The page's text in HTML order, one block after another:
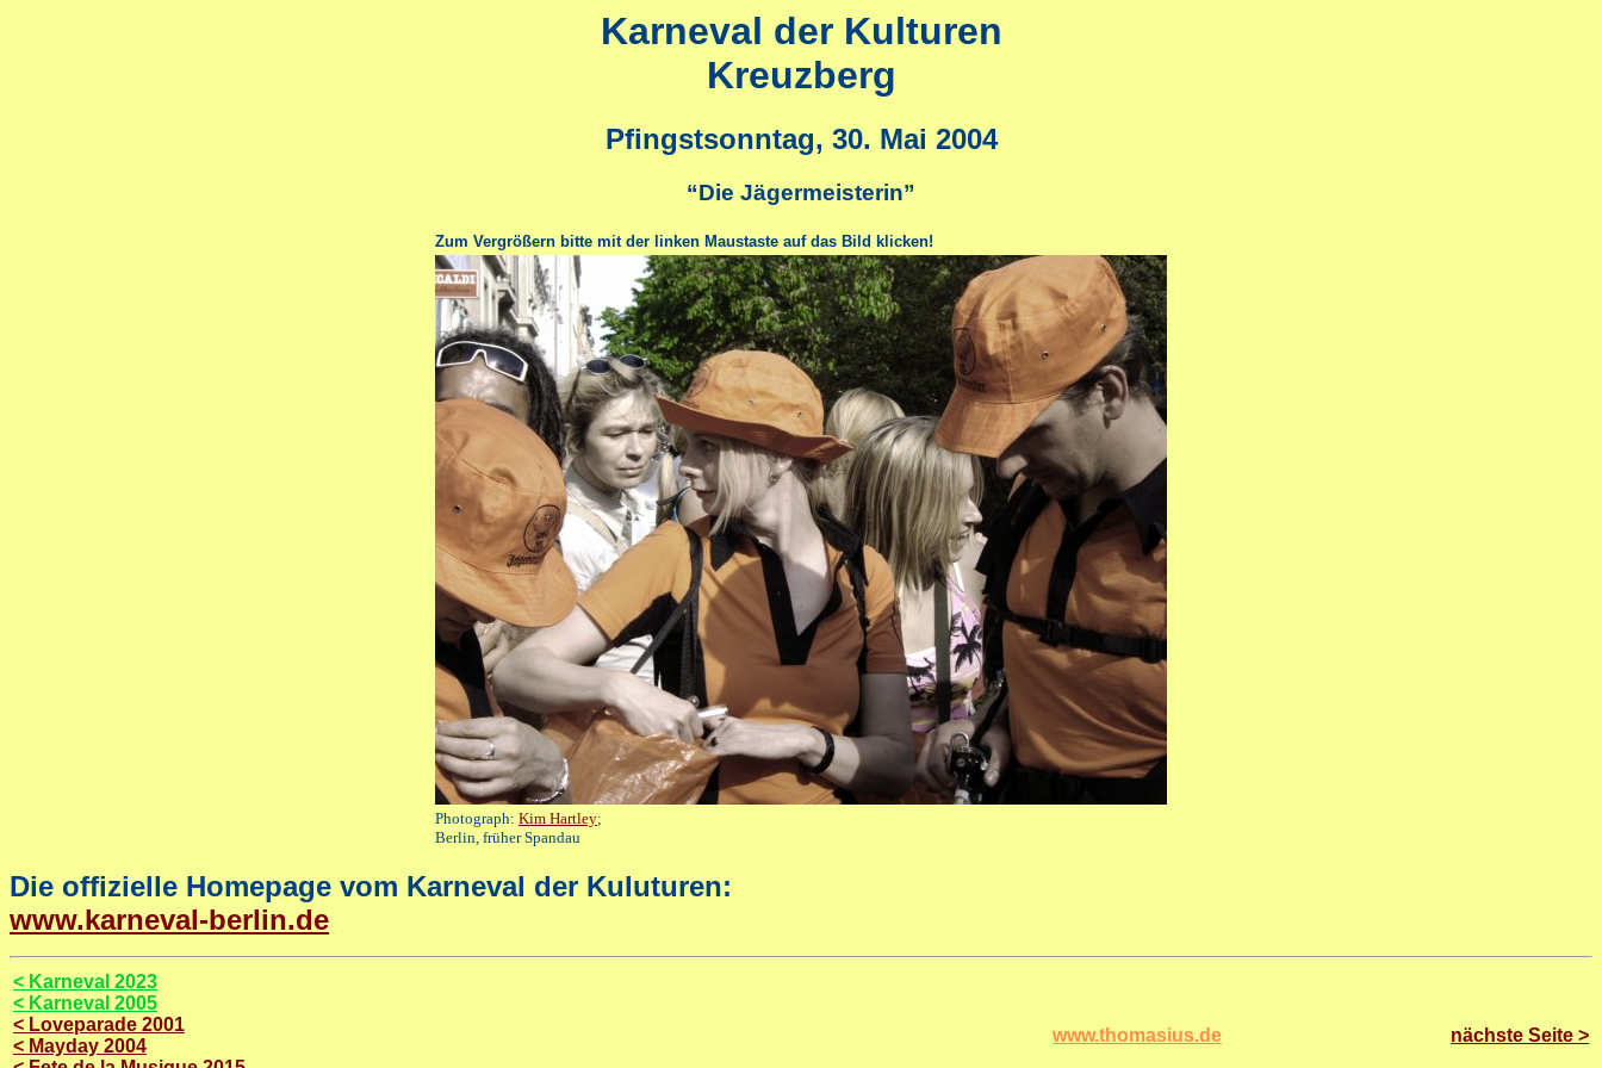
Karneval der Kulturen
Kreuzberg
Pfingstsonntag, 30. Mai 2004
“Die Jägermeisterin”
Zum Vergrößern bitte mit der linken Maustaste auf das Bild klicken!
Photograph: Kim Hartley;
Berlin, früher Spandau
Die offizielle Homepage vom Karneval der Kuluturen:
www.karneval-berlin.de
< Karneval 2023
< Karneval 2005
< Loveparade 2001
< Mayday 2004
www.thomasius.de nächste Seite >